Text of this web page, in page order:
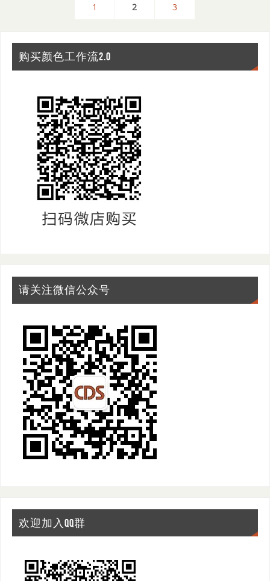
1 2 3
购买颜色工作流2.0
请关注微信公众号
欢迎加入QQ群